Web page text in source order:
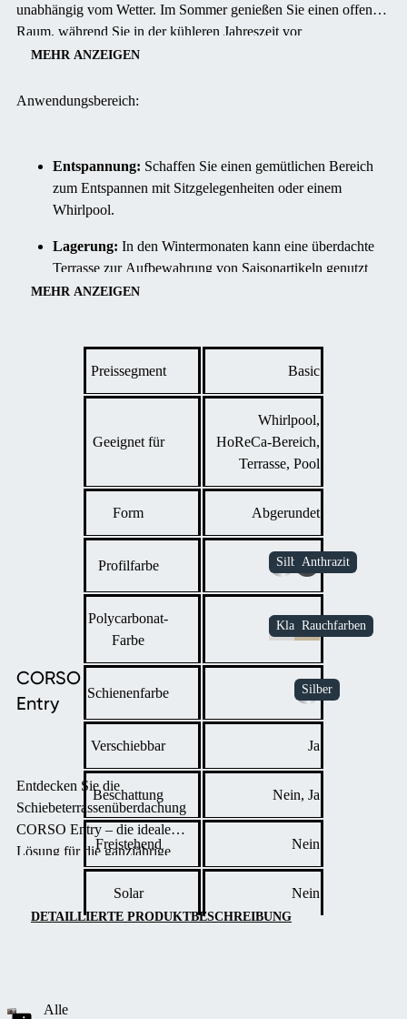
CORSO
Entry
Entdecken Sie die
Schiebeterrassenüberdachung
CORSO Entry – die ideale
Lösung für die ganzjährige
Nutzung Ihrer Terrasse oder
Ihres Balkons mit
Polycarbonatdach und
DETAILLIERTE PRODUKTBESCHREIBUNG
unabhängig vom Wetter. Im Sommer genießen Sie einen offenen
Raum, während Sie in der kühleren Jahreszeit vor
Witterungseinflüssen geschützt sind und angenehmen
MEHR ANZEIGEN
Anwendungsbereich:
Entspannung: Schaffen Sie einen gemütlichen Bereich
zum Entspannen mit Sitzgelegenheiten oder einem
Whirlpool.
Lagerung: In den Wintermonaten kann eine überdachte
Terrasse zur Aufbewahrung von Saisonartikeln genutzt
werden.
Pools in der Nähe einer Hauswand, die die Sicherheit
erhöht und die Wasserverunreinigung reduziert.
MEHR ANZEIGEN
Preissegment Basic
Geeignet für
Whirlpool,
HoReCa-Bereich,
Terrasse, Pool
Form Abgerundet
Profilfarbe
Polycarbonat-
Farbe
Schienenfarbe
Verschiebbar Ja
Beschattung Nein, Ja
Freistehend Nein
Solar Nein
Alle